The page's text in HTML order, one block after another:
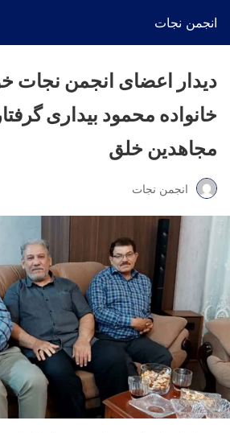
انجمن نجات
دیدار اعضای انجمن نجات
خانواده محمود بیداری
مجاهدین خلق
انجمن نجات